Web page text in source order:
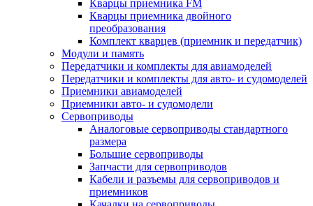
Кварцы приемника FM
Кварцы приемника двойного
преобразования
Комплект кварцев (приемник и передатчик)
Модули и память
Передатчики и комплекты для авиамоделей
Передатчики и комплекты для авто- и судомоделей
Приемники авиамоделей
Приемники авто- и судомодели
Сервоприводы
Аналоговые сервоприводы стандартного
размера
Большие сервоприводы
Запчасти для сервоприводов
Кабели и разъемы для сервоприводов и
приемников